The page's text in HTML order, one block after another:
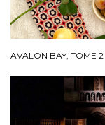
AVALON BAY, TOME